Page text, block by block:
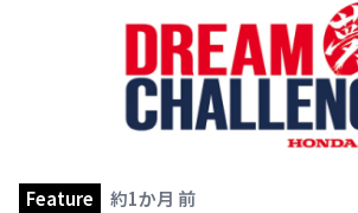
Feature 約1か月 前